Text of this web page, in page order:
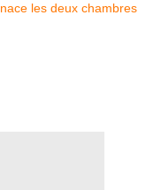
les deux chambres